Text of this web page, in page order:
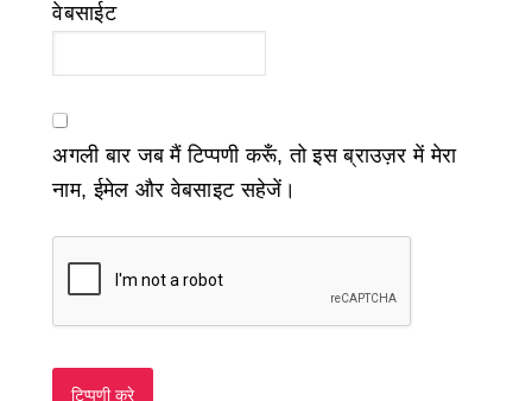
वेबसाईट
अगली बार जब मैं टिप्पणी करूँ, तो इस ब्राउज़र में मेरा
नाम, ईमेल और वेबसाइट सहेजें।